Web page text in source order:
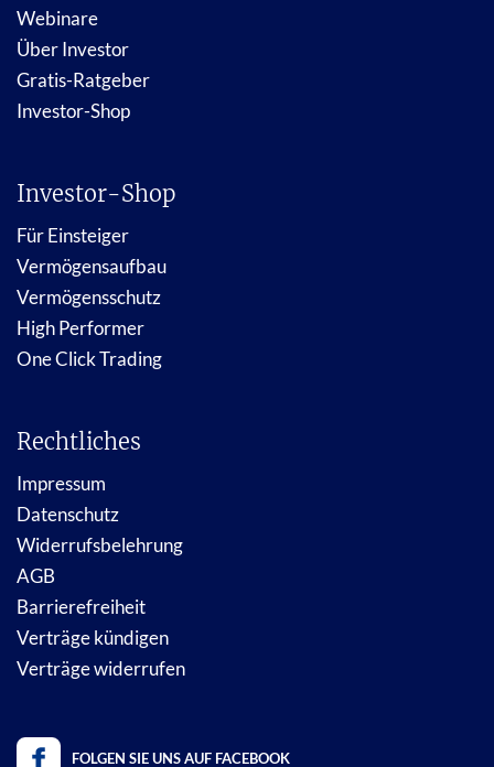
Webinare
Über Investor
Gratis-Ratgeber
Investor-Shop
Investor-Shop
Für Einsteiger
Vermögensaufbau
Vermögensschutz
High Performer
One Click Trading
Rechtliches
Impressum
Datenschutz
Widerrufsbelehrung
AGB
Barrierefreiheit
Verträge kündigen
Verträge widerrufen
FOLGEN SIE UNS AUF FACEBOOK